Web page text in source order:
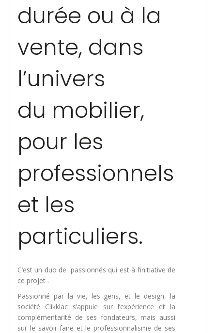
durée ou à la
vente, dans
l’univers
du mobilier,
pour les
professionnels
et les
particuliers.
C’est un duo de passionnés qui est à l’initiative de
ce projet .
Passionné par la vie, les gens, et le design, la
société Clikklac s’appuie sur l’expérience et la
complémentarité de ses fondateurs, mais aussi
sur le savoir-faire et le professionnalisme de ses